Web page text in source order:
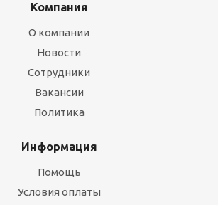
Компания
О компании
Новости
Сотрудники
Вакансии
Политика
Информация
Помощь
Условия оплаты